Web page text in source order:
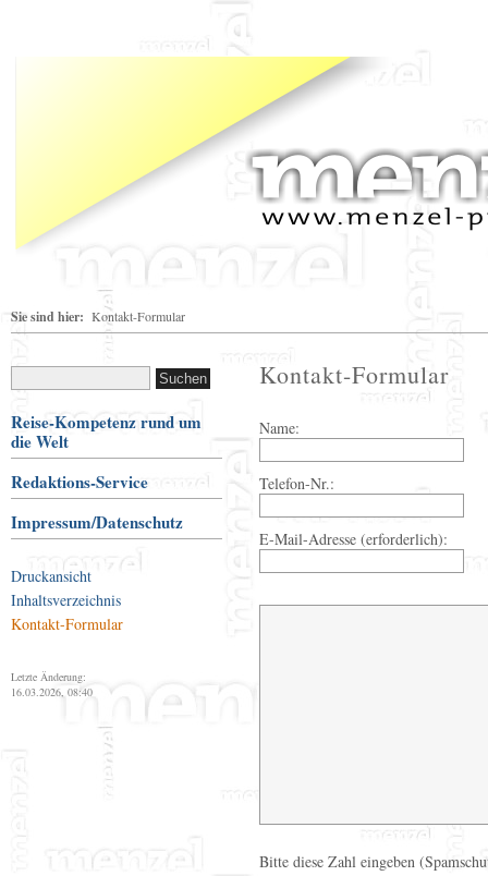
Sie sind hier: Kontakt-Formular
Reise-Kompetenz rund um
die Welt
Redaktions-Service
Impressum/Datenschutz
Druckansicht
Inhaltsverzeichnis
Kontakt-Formular
Letzte Änderung:
16.03.2026, 08:40
Kontakt-Formular
Name:
Telefon-Nr.:
E-Mail-Adresse (erforderlich):
Bitte diese Zahl eingeben